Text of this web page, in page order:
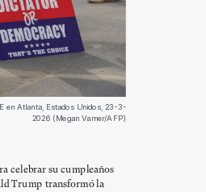
en Atlanta, Estados Unidos, 23-3-
2026 (Megan Varner/AFP)
celebrar su cumpleaños
Trump transformó la